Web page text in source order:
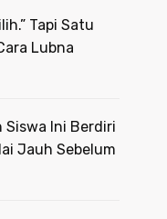
Tapi Satu
Lubna
Siswa Ini Berdiri
Jauh Sebelum